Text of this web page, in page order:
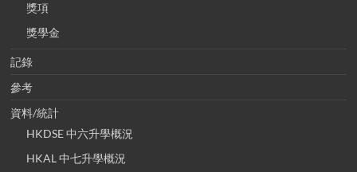
獎項
獎學金
記錄
參考
資料/統計
HKDSE 中六升學概況
HKAL 中七升學概況